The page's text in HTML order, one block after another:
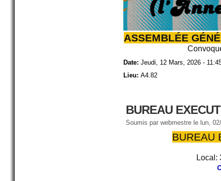
ASSEMBLÉE
Date: Jeudi, 12 Mars, 2026 -
Lieu: A4.82
BUREAU
Soumis par webmestre le lun,
BUREAU
Local: